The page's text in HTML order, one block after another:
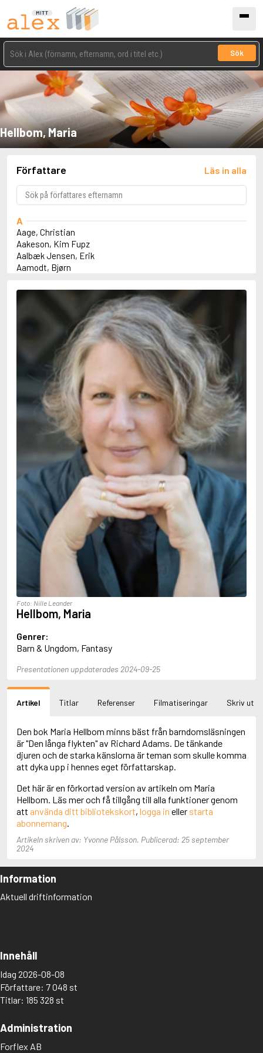
Sök
Hellbom, Maria
Författare Läs in alla
A
Aage, Christian
Aakeson, Kim Fupz
Aalbæk Jensen, Erik
Aamodt, Bjørn
Abbey, Kieran
Abbot, Anthony
Abbott, Megan
Abdel-Fattah, Randa
Abdolah, Kader
Abé, Kobo
Abedi, Isabel
Abele, Inga
Abgarjan, Narine
Abish, Walter
Aboulela, Leila
Abrahams, Peter (f. 1919)
Abrahams, Peter (f. 1947)
Abrahamson, Emmy
Abse, Dannie
Abu-Jaber, Diana
Abulhawa, Susan
Aburas, Lone
Achebe, Chinua
Achmatova, Anna
Aciman, André
Ackebo, Lena
Acker, Kathy
Adam de la Halle
Adamov, Arthur
Adams, Douglas
Adams, Herbert
Adams, Jane
Adams, Richard
Adbåge, Emma
Adbåge, Lisen
Adichie, Chimamanda Ngozi
Adiga, Aravind
Adnan, Etel
Adolfsson, Eva
Adolfsson, Evert
Adolfsson, Gunnar
Adolfsson, Josefine
Adolfsson, Maria
Adolphsen, Peter
Foto: Nille Leander
Hellbom, Maria
Genrer:
Barn & Ungdom, Fantasy
Presentationen uppdaterades 2024-09-25
Artikel Titlar Referenser Filmatiseringar Skriv ut
Den bok Maria Hellbom minns bäst från barndomsläsningen
är "Den långa flykten" av Richard Adams. De tänkande
djuren och de starka känslorna är teman som skulle komma
att dyka upp i hennes eget författarskap.
Det här är en förkortad version av artikeln om Maria
Hellbom. Läs mer och få tillgång till alla funktioner genom
att använda ditt bibliotekskort, logga in eller starta
abonnemang
Artikeln skriven av: Yvonne Pålsson. Publicerad: 25 september
2024
Information
Aktuell driftinformation
Innehåll
Idag 2026-08-08
Författare: 7 048 st
Titlar: 185 328 st
Administration
Forflex AB